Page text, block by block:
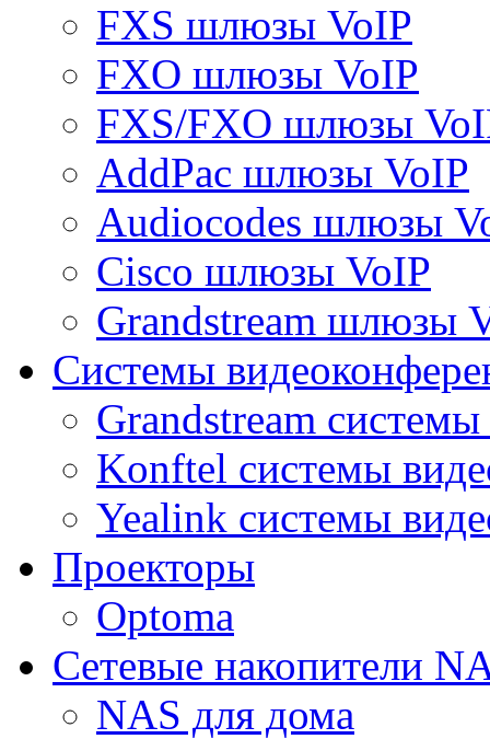
FXS шлюзы VoIP
FXO шлюзы VoIP
FXS/FXO шлюзы
AddPac шлюзы VoIP
Audiocodes шлюзы
Cisco шлюзы VoIP
Grandstream шлюзы
Системы
Grandstream
Konftel системы
Yealink системы
Проекторы
Optoma
Сетевые накопители
NAS для дома